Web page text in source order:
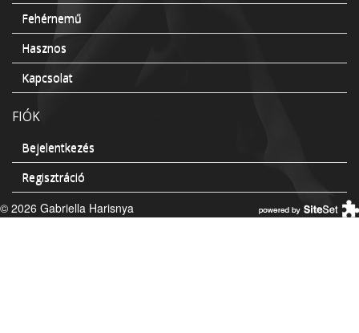
Fehérnemű
Hasznos
Kapcsolat
FIÓK
Bejelentkezés
Regisztráció
© 2026 Gabriella Harisnya